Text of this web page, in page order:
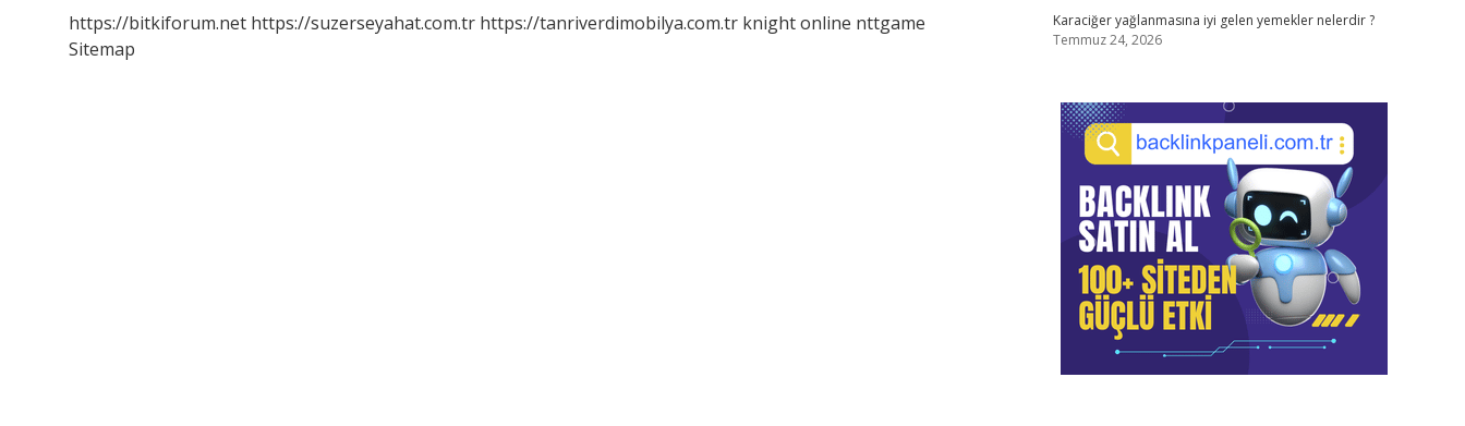
https://bitkiforum.net https://suzerseyahat.com.tr https://tanriverdimobilya.com.tr knight online nttgame
Sitemap
Karaciğer yağlanmasına iyi gelen yemekler nelerdir ?
Temmuz 24, 2026